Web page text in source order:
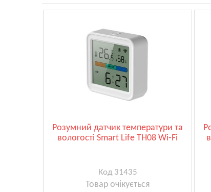
Розумний датчик температури та
вологості Smart Life TH08 Wi-Fi
Код 31435
Товар очікується